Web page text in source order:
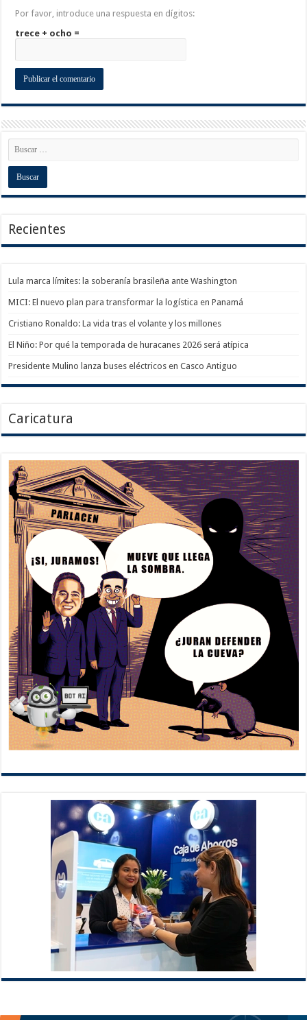
Por favor, introduce una respuesta en dígitos:
trece + ocho =
Recientes
Lula marca límites: la soberanía brasileña ante Washington
MICI: El nuevo plan para transformar la logística en Panamá
Cristiano Ronaldo: La vida tras el volante y los millones
El Niño: Por qué la temporada de huracanes 2026 será atípica
Presidente Mulino lanza buses eléctricos en Casco Antiguo
Caricatura